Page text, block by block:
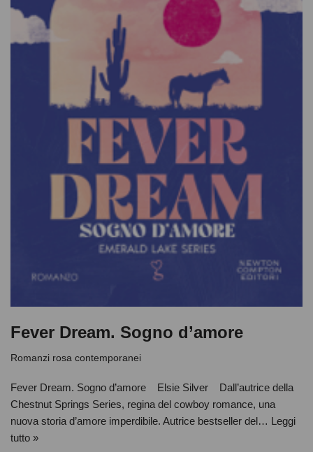
Fever Dream. Sogno d’amore
Romanzi rosa contemporanei
Fever Dream. Sogno d’amore Elsie Silver Dall’autrice della
Chestnut Springs Series, regina del cowboy romance, una
nuova storia d’amore imperdibile. Autrice bestseller del… Leggi
tutto »